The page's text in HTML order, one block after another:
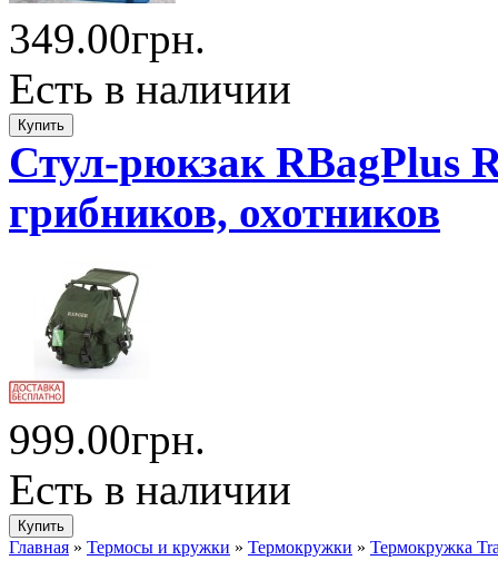
349.00грн.
Есть в наличии
Стул-рюкзак RBagPlus
грибников, охотников
999.00грн.
Есть в наличии
Главная » Термосы и кружки » Термокружки » Термокружка